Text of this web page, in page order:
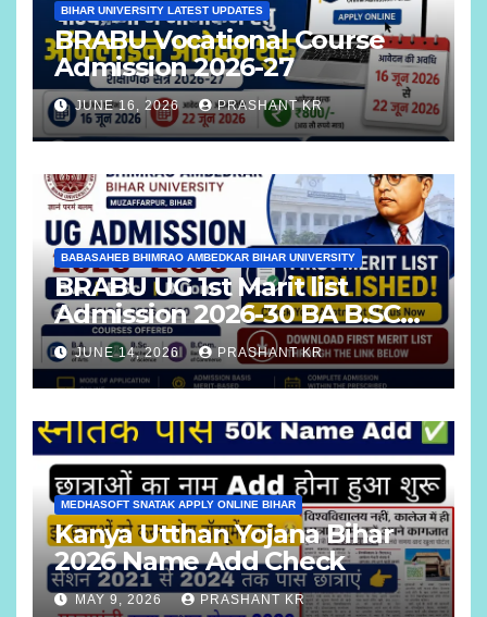
BIHAR UNIVERSITY LATEST UPDATES
BRABU Vocational Course
Admission 2026-27
JUNE 16, 2026 PRASHANT KR
BABASAHEB BHIMRAO AMBEDKAR BIHAR UNIVERSITY
BRABU UG 1st Marit list
Admission 2026-30 BA B.SC
B.COM
JUNE 14, 2026 PRASHANT KR
MEDHASOFT SNATAK APPLY ONLINE BIHAR
Kanya Utthan Yojana Bihar
2026 Name Add Check
MAY 9, 2026 PRASHANT KR